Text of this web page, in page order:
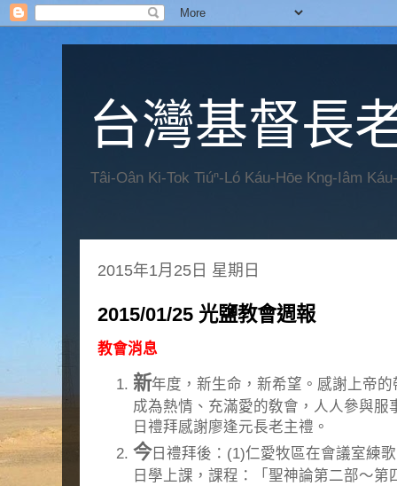
台灣基督長
Tâi-Oân Ki-Tok Tiúⁿ-Ló Káu-Hōe Kng-Iâm
2015年1月25日 星期日
2015/01/25 光鹽教會週報
教會消息
新年度，新生命，新希望。感謝上帝
成為熱情、充滿愛的敎會，人人參與
日禮拜感謝廖逢元長老主禮。
今日禮拜後：(1)仁愛牧區在會議室練
日學上課，課程：「聖神論第二部～